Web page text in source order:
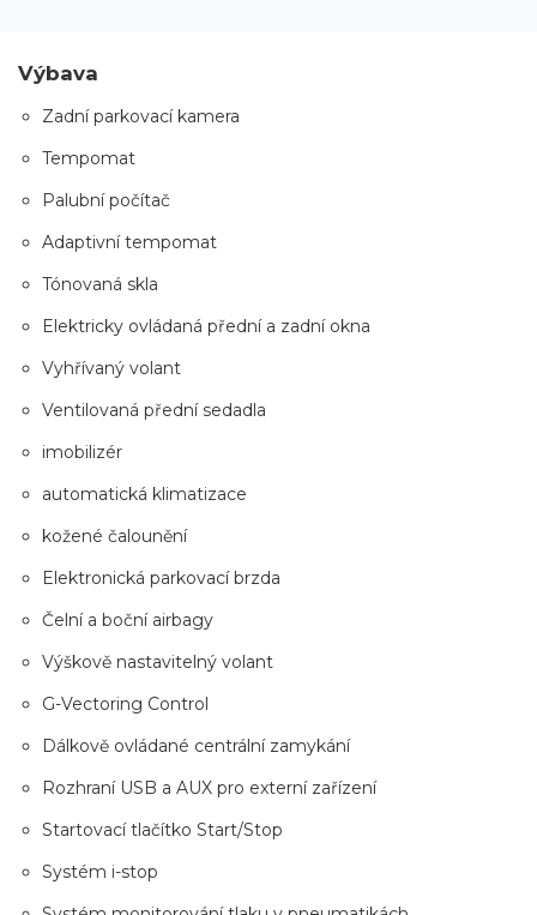
Výbava
Zadní parkovací kamera
Tempomat
Palubní počítač
Adaptivní tempomat
Tónovaná skla
Elektricky ovládaná přední a zadní okna
Vyhřívaný volant
Ventilovaná přední sedadla
imobilizér
automatická klimatizace
kožené čalounění
Elektronická parkovací brzda
Čelní a boční airbagy
Výškově nastavitelný volant
G-Vectoring Control
Dálkově ovládané centrální zamykání
Rozhraní USB a AUX pro externí zařízení
Startovací tlačítko Start/Stop
Systém i-stop